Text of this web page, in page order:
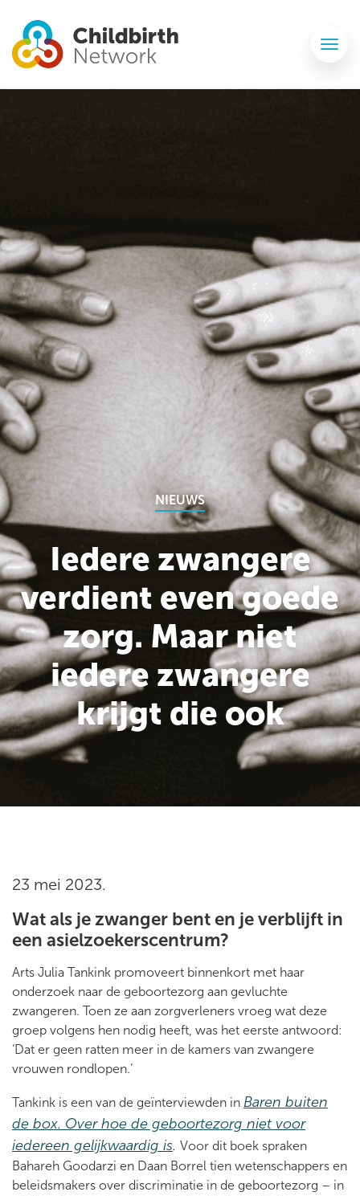
NIEUWS
Iedere zwangere
verdient even goede
zorg. Maar niet
iedere zwangere
krijgt die ook
23 mei 2023.
Wat als je zwanger bent en je verblijft in
een asielzoekerscentrum?
Arts Julia Tankink promoveert binnenkort met haar
onderzoek naar de geboortezorg aan gevluchte
zwangeren. Toen ze aan zorgverleners vroeg wat deze
groep volgens hen nodig heeft, was het eerste antwoord:
‘Dat er geen ratten meer in de kamers van zwangere
vrouwen rondlopen.’
Tankink is een van de geïnterviewden in Baren buiten
de box. Over hoe de geboortezorg niet voor
iedereen gelijkwaardig is. Voor dit boek spraken
Bahareh Goodarzi en Daan Borrel tien wetenschappers en
beleidsmakers over discriminatie in de geboortezorg – in